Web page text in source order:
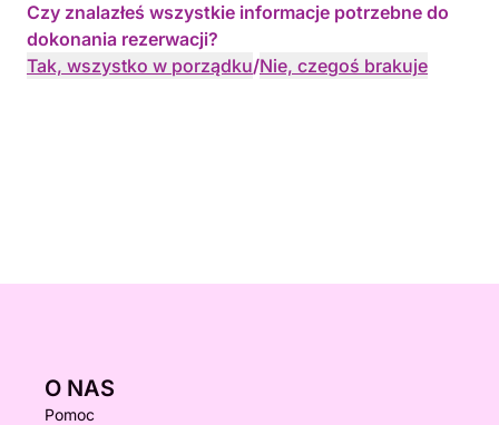
Czy znalazłeś wszystkie informacje potrzebne do
dokonania rezerwacji?
Tak, wszystko w porządku/Nie, czegoś brakuje
O NAS
Pomoc